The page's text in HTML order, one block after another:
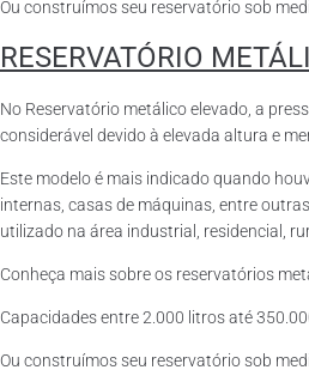
Ou construímos seu reservatório sob
RESERVATÓRIO
No Reservatório metálico elevado, a
considerável devido à elevada altura e
Este modelo é mais indicado quando
internas, casas de máquinas, entre
utilizado na área industrial, residencial,
Conheça mais sobre os reservatórios
Capacidades entre 2.000 litros até
Ou construímos seu reservatório sob